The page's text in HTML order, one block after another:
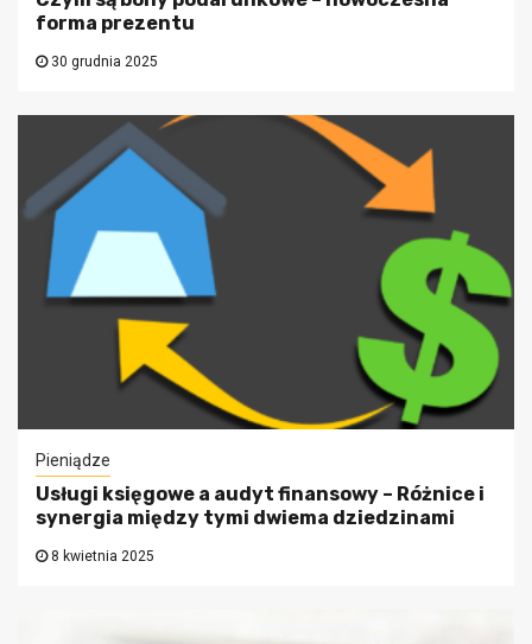
forma prezentu
30 grudnia 2025
Pieniądze
Usługi księgowe a audyt finansowy – Różnice i
synergia między tymi dwiema dziedzinami
8 kwietnia 2025